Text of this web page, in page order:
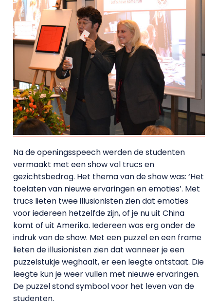
Na de openingsspeech werden de studenten
vermaakt met een show vol trucs en
gezichtsbedrog. Het thema van de show was: ‘Het
toelaten van nieuwe ervaringen en emoties’. Met
trucs lieten twee illusionisten zien dat emoties
voor iedereen hetzelfde zijn, of je nu uit China
komt of uit Amerika. Iedereen was erg onder de
indruk van de show. Met een puzzel en een frame
lieten de illusionisten zien dat wanneer je een
puzzelstukje weghaalt, er een leegte ontstaat. Die
leegte kun je weer vullen met nieuwe ervaringen.
De puzzel stond symbool voor het leven van de
studenten.